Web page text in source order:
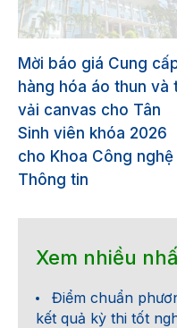
Mời báo giá Cung
hàng hóa áo thun và
vải canvas cho Tân
Sinh viên khóa 2026
cho Khoa Công nghệ
Thông tin
Xem nhiều
Điểm chuẩn
kết quả kỳ thi tốt